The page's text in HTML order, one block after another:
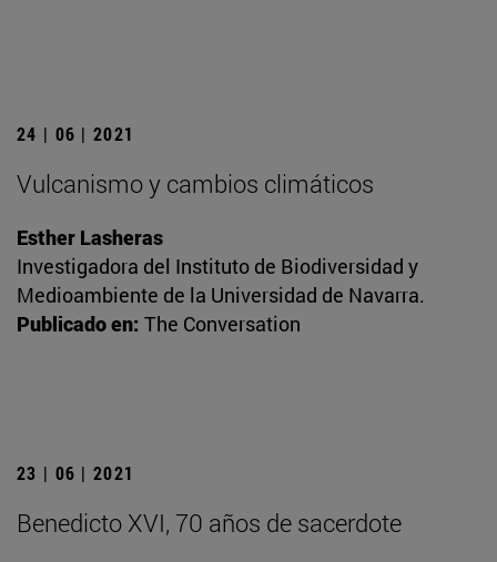
24 | 06 | 2021
Vulcanismo y cambios climáticos
Esther Lasheras
Investigadora del Instituto de Biodiversidad y
Medioambiente de la Universidad de Navarra.
Publicado en: The Conversation
23 | 06 | 2021
Benedicto XVI, 70 años de sacerdote